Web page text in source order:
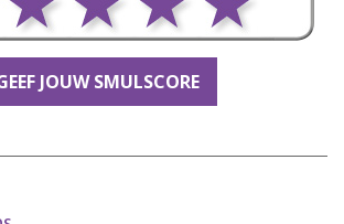
JOUW SMULSCORE